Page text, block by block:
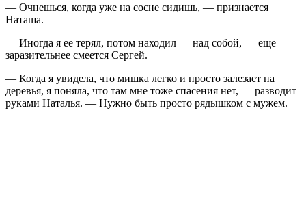
— Очнешься, когда уже на сосне сидишь, — признается
Наташа.
— Иногда я ее терял, потом находил — над собой, — еще
заразительнее смеется Сергей.
— Когда я увидела, что мишка легко и просто залезает на
деревья, я поняла, что там мне тоже спасения нет, — разводит
руками Наталья. — Нужно быть просто рядышком с мужем.